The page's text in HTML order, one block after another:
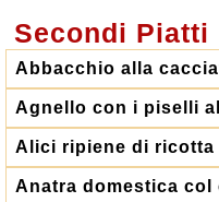
Secondi Piatti
Abbacchio alla
Agnello con i piselli
Alici ripiene di ricotta
Anatra domestica